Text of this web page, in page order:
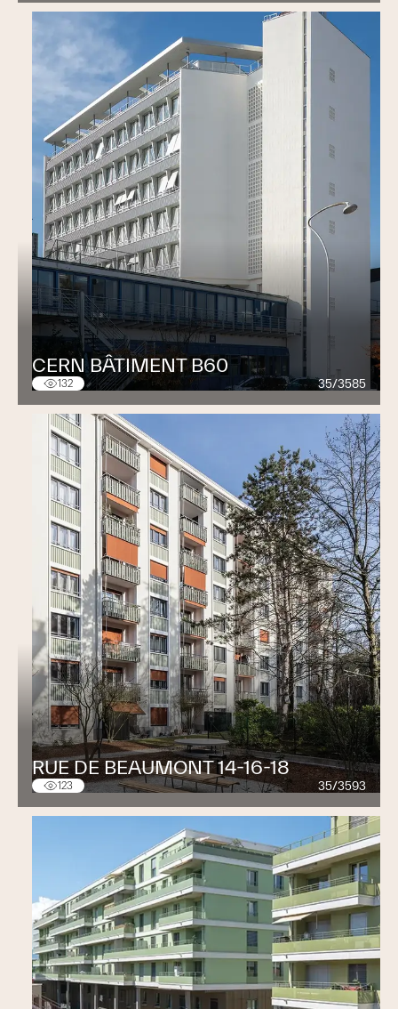
CERN BÂTIMENT B60
132 35/3585
RUE DE BEAUMONT 14-16-18
123 35/3593